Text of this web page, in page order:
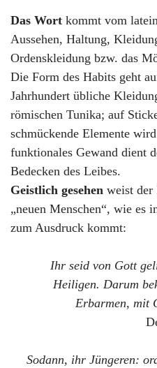
Das Wort kommt vom
Aussehen, Haltung,
Ordenskleidung bzw. das
Die Form des Habits geht
Jahrhundert übliche
römischen Tunika; auf
schmückende Elemente
funktionales Gewand dient
Bedecken des Leibes.
Geistlich gesehen weist der
„neuen Menschen“, wie es
zum Ausdruck kommt:
Ihr seid von Gott
Heiligen. Darum
Erbarmen, mit
Sodann, ihr Jüngeren: